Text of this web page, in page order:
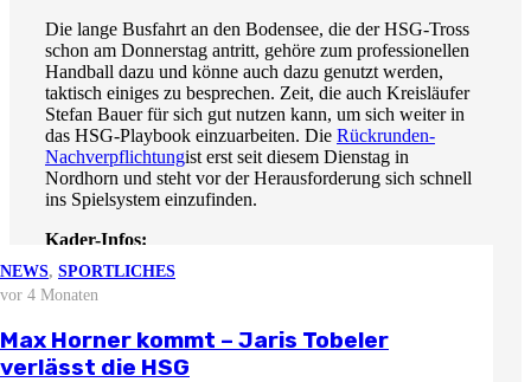
Die lange Busfahrt an den Bodensee, die der HSG-Tross
schon am Donnerstag antritt, gehöre zum professionellen
Handball dazu und könne auch dazu genutzt werden,
taktisch einiges zu besprechen. Zeit, die auch Kreisläufer
Stefan Bauer für sich gut nutzen kann, um sich weiter in
das HSG-Playbook einzuarbeiten. Die Rückrunden-
Nachverpflichtungist erst seit diesem Dienstag in
Nordhorn und steht vor der Herausforderung sich schnell
ins Spielsystem einzufinden.
Kader-Infos:
Dominik Kalafut wird aufgrund einer Fußverletzung in
dieser Saison leider nicht mehr am Spielbetrieb teilnehmen
können. Als Ersatz konnte kurzfristig der erstligaerfahrene
Saisonende. Auf Rückraum Rechts ist die Personaldecke
mit Frieder Bandlow als einzigen Linkshänder im
NEWS
vor 3 Wochen
Stellungnahme zur aktuellen
wirtschaftlichen Situation
NEWS
Saisonvorbereitung 2026/27
NEWS
vor 2 Monaten
Björn Zintel geht – Emiel Hoogland
kommt
NEWS
vor 3 Monaten
Mathis Berger übernimmt Social Media
und Öffentlichkeitsarbeit
NEWS, SPORTLICHES
vor 4 Monaten
Max Horner kommt – Jaris Tobeler
verlässt die HSG